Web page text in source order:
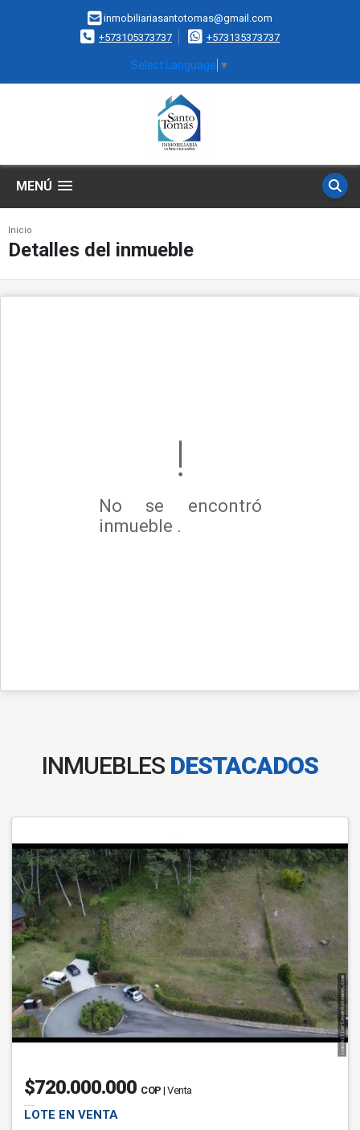
inmobiliariasantotomas@gmail.com
+573105373737
+573135373737
Select Language ▼
MENÚ
Inicio
Detalles del inmueble
No se encontró
inmueble .
INMUEBLES DESTACADOS
$720.000.000 COP | Venta
LOTE EN VENTA